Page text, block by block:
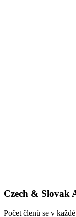
Czech & Slovak
Počet členů se v